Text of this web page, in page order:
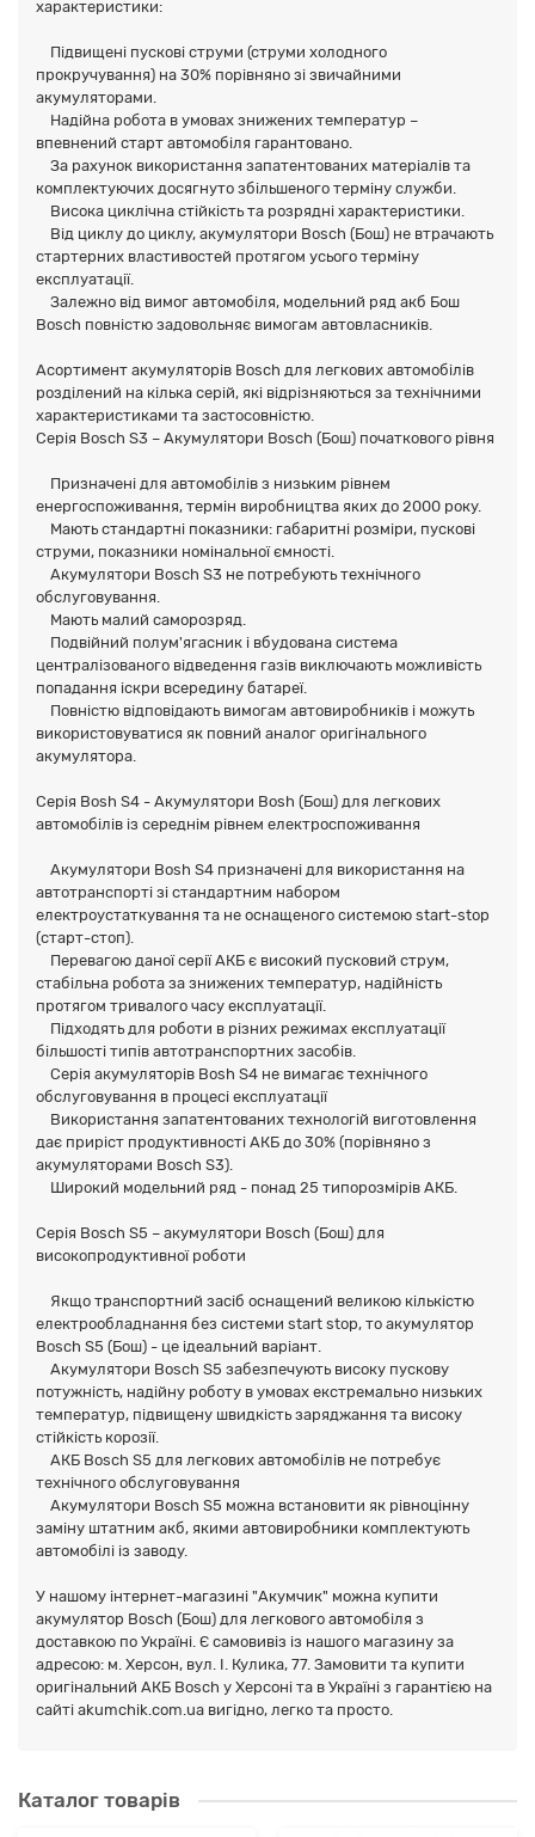
характеристики:
Підвищені пускові струми (струми холодного
прокручування) на 30% порівняно зі звичайними
акумуляторами.
Надійна робота в умовах знижених температур –
впевнений старт автомобіля гарантовано.
За рахунок використання запатентованих матеріалів та
комплектуючих досягнуто збільшеного терміну служби.
Висока циклічна стійкість та розрядні характеристики.
Від циклу до циклу, акумулятори Bosch (Бош) не втрачають
стартерних властивостей протягом усього терміну
експлуатації.
Залежно від вимог автомобіля, модельний ряд акб Бош
Bosch повністю задовольняє вимогам автовласників.
Асортимент акумуляторів Bosch для легкових автомобілів
розділений на кілька серій, які відрізняються за технічними
характеристиками та застосовністю.
Серія Bosch S3 – Акумулятори Bosch (Бош) початкового рівня
Призначені для автомобілів з низьким рівнем
енергоспоживання, термін виробництва яких до 2000 року.
Мають стандартні показники: габаритні розміри, пускові
струми, показники номінальної ємності.
Акумулятори Bosch S3 не потребують технічного
обслуговування.
Мають малий саморозряд.
Подвійний полум'ягасник і вбудована система
централізованого відведення газів виключають можливість
попадання іскри всередину батареї.
Повністю відповідають вимогам автовиробників і можуть
використовуватися як повний аналог оригінального
акумулятора.
Серія Bosh S4 - Акумулятори Bosh (Бош) для легкових
автомобілів із середнім рівнем електроспоживання
Акумулятори Bosh S4 призначені для використання на
автотранспорті зі стандартним набором
електроустаткування та не оснащеного системою start-stop
(старт-стоп).
Перевагою даної серії АКБ є високий пусковий струм,
стабільна робота за знижених температур, надійність
протягом тривалого часу експлуатації.
Підходять для роботи в різних режимах експлуатації
більшості типів автотранспортних засобів.
Серія акумуляторів Bosh S4 не вимагає технічного
обслуговування в процесі експлуатації
Використання запатентованих технологій виготовлення
дає приріст продуктивності АКБ до 30% (порівняно з
акумуляторами Bosch S3).
Широкий модельний ряд - понад 25 типорозмірів АКБ.
Серія Bosch S5 – акумулятори Bosch (Бош) для
високопродуктивної роботи
Якщо транспортний засіб оснащений великою кількістю
електрообладнання без системи start stop, то акумулятор
Bosch S5 (Бош) - це ідеальний варіант.
Акумулятори Bosch S5 забезпечують високу пускову
потужність, надійну роботу в умовах екстремально низьких
температур, підвищену швидкість заряджання та високу
стійкість корозії.
АКБ Bosch S5 для легкових автомобілів не потребує
технічного обслуговування
Акумулятори Bosch S5 можна встановити як рівноцінну
заміну штатним акб, якими автовиробники комплектують
автомобілі із заводу.
У нашому інтернет-магазині "Акумчик" можна купити
акумулятор Bosch (Бош) для легкового автомобіля з
доставкою по Україні. Є самовивіз із нашого магазину за
адресою: м. Херсон, вул. І. Кулика, 77. Замовити та купити
оригінальний АКБ Bosch у Херсоні та в Україні з гарантією на
сайті akumchik.com.ua вигідно, легко та просто.
Каталог товарів